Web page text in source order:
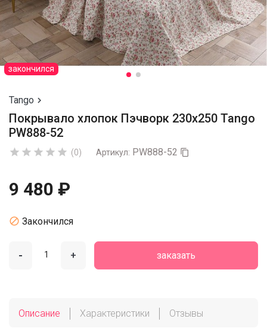
закончился
Tango 
Покрывало хлопок Пэчворк 230х250 Tango
PW888-52
     (0) Артикул: PW888-52 
9 480 ₽
 Закончился
- + заказать
Описание Характеристики Отзывы